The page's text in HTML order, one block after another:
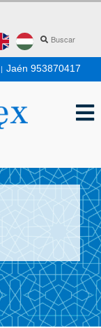
| Jaén 953870417